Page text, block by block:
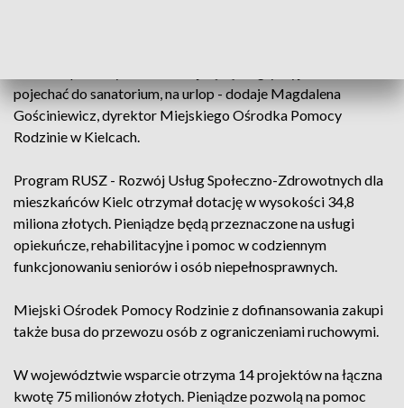
pojechać do sanatorium, na urlop - dodaje Magdalena
Gościniewicz, dyrektor Miejskiego Ośrodka Pomocy
Rodzinie w Kielcach.
Program RUSZ - Rozwój Usług Społeczno-Zdrowotnych dla
mieszkańców Kielc otrzymał dotację w wysokości 34,8
miliona złotych. Pieniądze będą przeznaczone na usługi
opiekuńcze, rehabilitacyjne i pomoc w codziennym
funkcjonowaniu seniorów i osób niepełnosprawnych.
Miejski Ośrodek Pomocy Rodzinie z dofinansowania zakupi
także busa do przewozu osób z ograniczeniami ruchowymi.
W województwie wsparcie otrzyma 14 projektów na łączna
kwotę 75 milionów złotych. Pieniądze pozwolą na pomoc